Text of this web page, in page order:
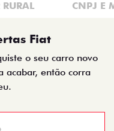
CNPJ E
Fiat
o seu carro novo
acabar, então corra